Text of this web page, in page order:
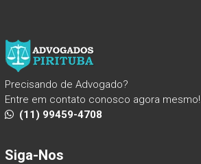
Precisando de Advogado?
Entre em contato conosco agora mesmo!
(11) 99459-4708
Siga-Nos